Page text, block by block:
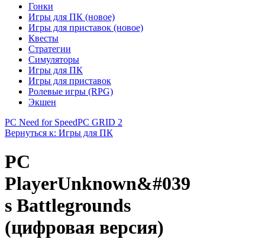
Гонки
Игры для ПК (новое)
Игры для приставок (новое)
Квесты
Стратегии
Симуляторы
Игры для ПК
Игры для приставок
Ролевые игры (RPG)
Экшен
PC Need for SpeedPC GRID 2
Вернуться к: Игры для ПК
PC
PlayerUnknown&#039
s Battlegrounds
(цифровая версия)